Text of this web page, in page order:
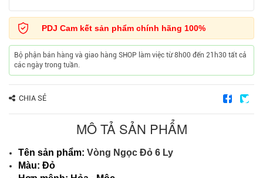
PDJ Cam kết sản phẩm chính hãng 100%
Bộ phận bán hàng và giao hàng SHOP làm việc từ 8h00 đến 21h30 tất cả
các ngày trong tuần.
CHIA SẺ
MÔ TẢ SẢN PHẨM
Tên sản phẩm: Vòng Ngọc Đỏ 6 Ly
Màu: Đỏ